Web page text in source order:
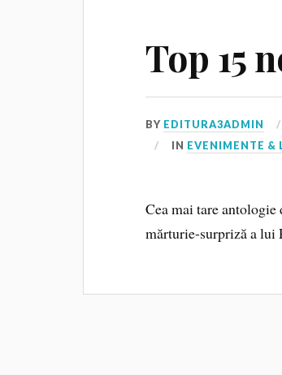
Top 15
BY EDITURA3ADMIN
IN EVENIMENTE &
Cea mai tare
mărturie-surpriză a